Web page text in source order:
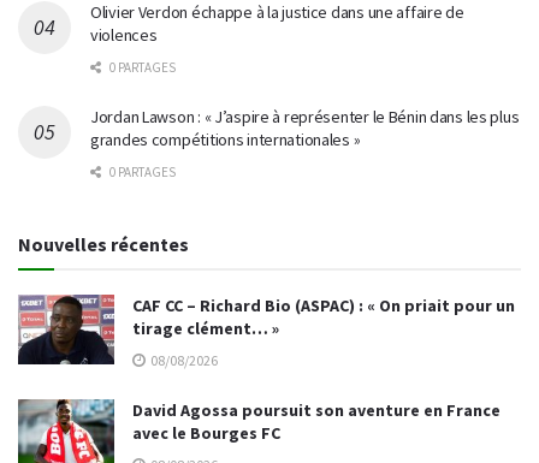
Olivier Verdon échappe à la justice dans une affaire de
violences
0 PARTAGES
Jordan Lawson : « J’aspire à représenter le Bénin dans les plus
grandes compétitions internationales »
0 PARTAGES
Nouvelles récentes
CAF CC – Richard Bio (ASPAC) : « On priait pour un
tirage clément… »
08/08/2026
David Agossa poursuit son aventure en France
avec le Bourges FC